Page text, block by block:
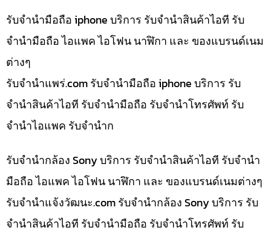
รับจำนำมือถือ iphone บริการ รับจำนำสินค้าไอที รับ
จำนำมือถือ ไอแพค ไอโฟน นาฬิกา และ ของแบรนด์เนม
ต่างๆ
รับจํานําแพร่.com รับจำนำมือถือ iphone บริการ รับ
จำนำสินค้าไอที รับจำนำมือถือ รับจำนำโทรศัพท์ รับ
จำนำไอแพค รับจำนำก
รับจำนำกล้อง Sony บริการ รับจำนำสินค้าไอที รับจำนำ
มือถือ ไอแพค ไอโฟน นาฬิกา และ ของแบรนด์เนมต่างๆ
รับจํานําแจ้งวัฒนะ.com รับจำนำกล้อง Sony บริการ รับ
จำนำสินค้าไอที รับจำนำมือถือ รับจำนำโทรศัพท์ รับ